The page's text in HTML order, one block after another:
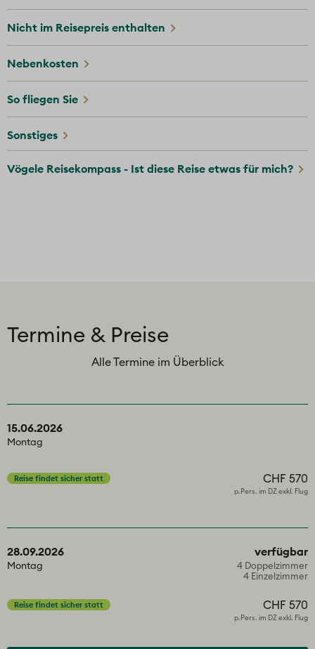
Termine & Preise
Alle Termine im Überblick
15.06.2026
Montag
Reise findet sicher statt CHF 570
p.Pers. im DZ exkl. Flug
28.09.2026
Montag
Reise findet sicher statt
verfügbar
4 Doppelzimmer
4 Einzelzimmer
CHF 570
p.Pers. im DZ exkl. Flug
Nicht im Reisepreis enthalten
Nebenkosten
So fliegen Sie
Sonstiges
Vögele Reisekompass - Ist diese Reise etwas für mich?